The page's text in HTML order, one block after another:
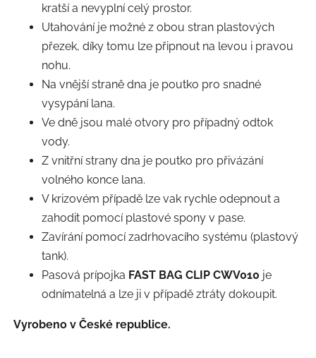
kratší a nevyplní celý prostor.
Utahování je možné z obou stran plastových
přezek, díky tomu lze připnout na levou i pravou
nohu.
Na vnější straně dna je poutko pro snadné
vysypání lana.
Ve dně jsou malé otvory pro případný odtok
vody.
Z vnitřní strany dna je poutko pro přivázání
volného konce lana.
V krizovém případě lze vak rychle odepnout a
zahodit pomocí plastové spony v pase.
Zavírání pomocí zadrhovacího systému (plastový
tank).
Pasová prípojka FAST BAG CLIP CWV010 je
odnímatelná a lze ji v případě ztráty dokoupit.
Vyrobeno v České republice.